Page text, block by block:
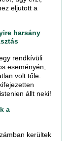
eljutott a
harsány
rendkívüli
eseményén,
volt tőle.
állt neki!
a
kerültek